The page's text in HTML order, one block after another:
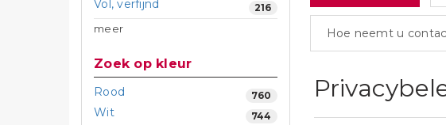
Vol, verfijnd 216
meer
Zoek op kleur
Rood 760
Wit 744
Hoe neemt u